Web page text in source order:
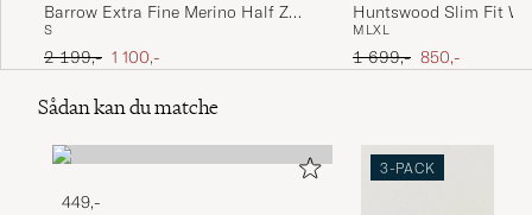
Barrow Extra Fine Merino Half Zip
Charcoal
S
Ordinary pris
2 199,- Nedsat pris
1 100,-
Huntswood Slim Fit
Grey Fleece
M LXL
Ordinary pris
1 699,- Nedsat pris
850,-
Sådan kan du matche
449,-
3-PACK